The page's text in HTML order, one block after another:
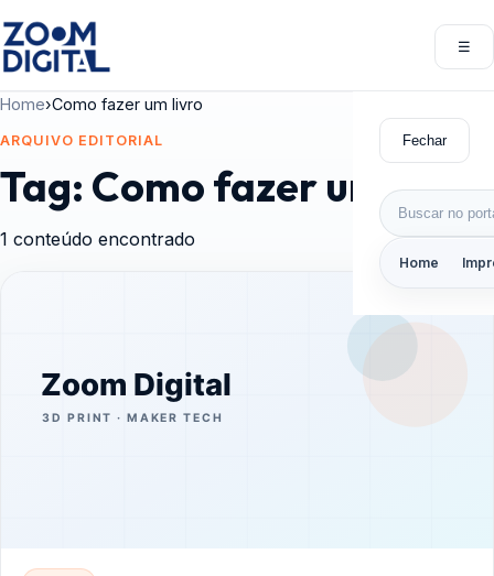
☰
Fechar
Buscar por:
Home
Home›Como fazer um livro
ARQUIVO EDITORIAL
Tag: Como fazer um livro
1 conteúdo encontrado